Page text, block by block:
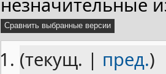
(текущ. | пред.)